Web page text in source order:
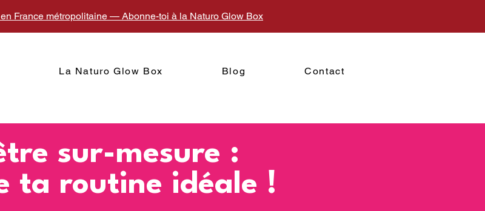
France métropolitaine — Abonne-toi à la Naturo Glow Box
La Naturo Glow Box Blog Contact
sur-mesure :
ta routine idéale !